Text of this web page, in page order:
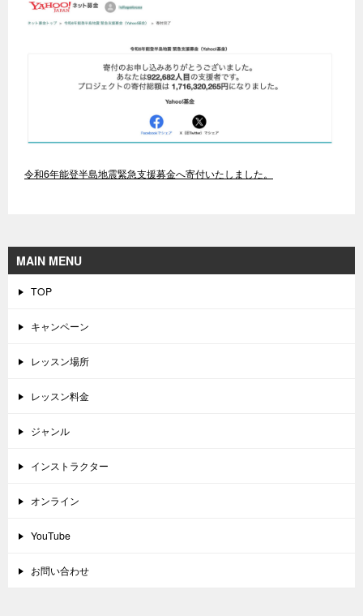
令和6年能登半島地震緊急支援募金へ寄付いたしました。
MAIN MENU
TOP
キャンペーン
レッスン場所
レッスン料金
ジャンル
インストラクター
オンライン
YouTube
お問い合わせ